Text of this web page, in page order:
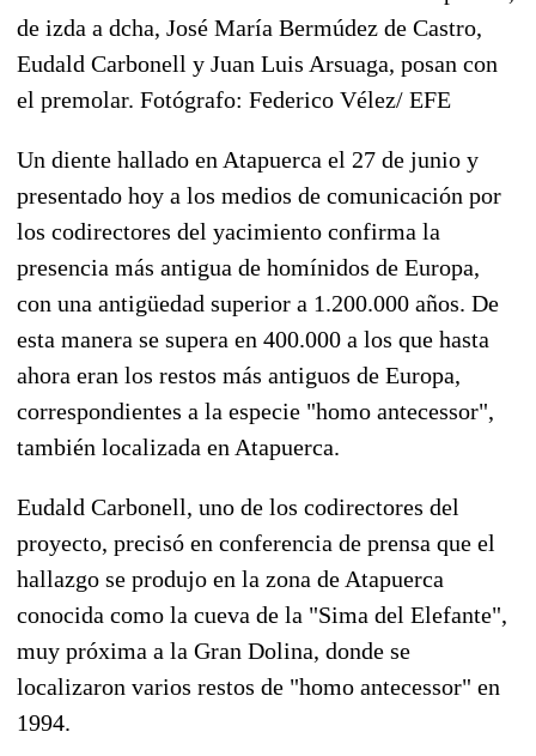
de izda a dcha, José María Bermúdez de Castro,
Eudald Carbonell y Juan Luis Arsuaga, posan con
el premolar. Fotógrafo: Federico Vélez/ EFE
Un diente hallado en Atapuerca el 27 de junio y
presentado hoy a los medios de comunicación por
los codirectores del yacimiento confirma la
presencia más antigua de homínidos de Europa,
con una antigüedad superior a 1.200.000 años. De
esta manera se supera en 400.000 a los que hasta
ahora eran los restos más antiguos de Europa,
correspondientes a la especie "homo antecessor",
también localizada en Atapuerca.
Eudald Carbonell, uno de los codirectores del
proyecto, precisó en conferencia de prensa que el
hallazgo se produjo en la zona de Atapuerca
conocida como la cueva de la "Sima del Elefante",
muy próxima a la Gran Dolina, donde se
localizaron varios restos de "homo antecessor" en
1994.